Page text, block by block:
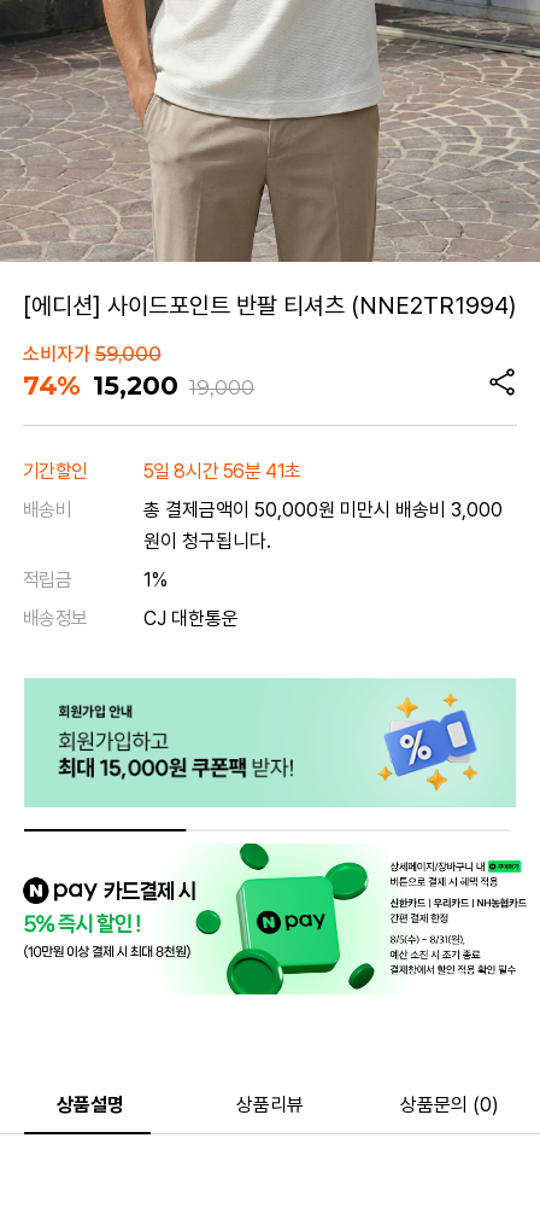
[에디션] 사이드포인트 반팔 티셔츠 (NNE2TR1994)
소비자가59,000
74% 15,200 19,000
기간할인
5일 8시간 56분 41초
배송비
총 결제금액이 50,000원 미만시 배송비 3,000
원이 청구됩니다.
적립금
1%
배송정보
CJ 대한통운
상품설명 상품리뷰 상품문의 (0)